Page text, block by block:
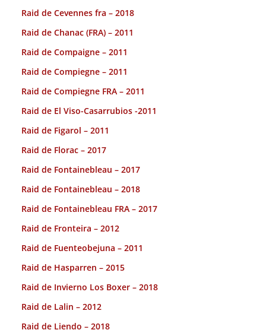
Raid de Cevennes fra – 2018
Raid de Chanac (FRA) – 2011
Raid de Compaigne – 2011
Raid de Compiegne – 2011
Raid de Compiegne FRA – 2011
Raid de El Viso-Casarrubios -2011
Raid de Figarol – 2011
Raid de Florac – 2017
Raid de Fontainebleau – 2017
Raid de Fontainebleau – 2018
Raid de Fontainebleau FRA – 2017
Raid de Fronteira – 2012
Raid de Fuenteobejuna – 2011
Raid de Hasparren – 2015
Raid de Invierno Los Boxer – 2018
Raid de Lalin – 2012
Raid de Liendo – 2018